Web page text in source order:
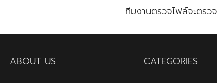
ทีมงานตรวจไฟล์จะตร
ABOUT US CATEGORIES